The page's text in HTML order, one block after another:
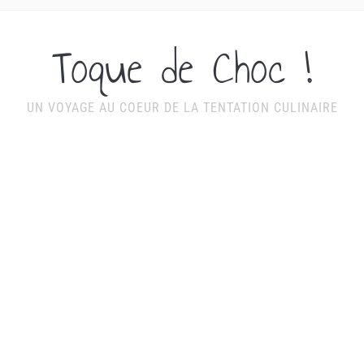
Toque de Choc !
UN VOYAGE AU COEUR DE LA TENTATION CULINAIRE